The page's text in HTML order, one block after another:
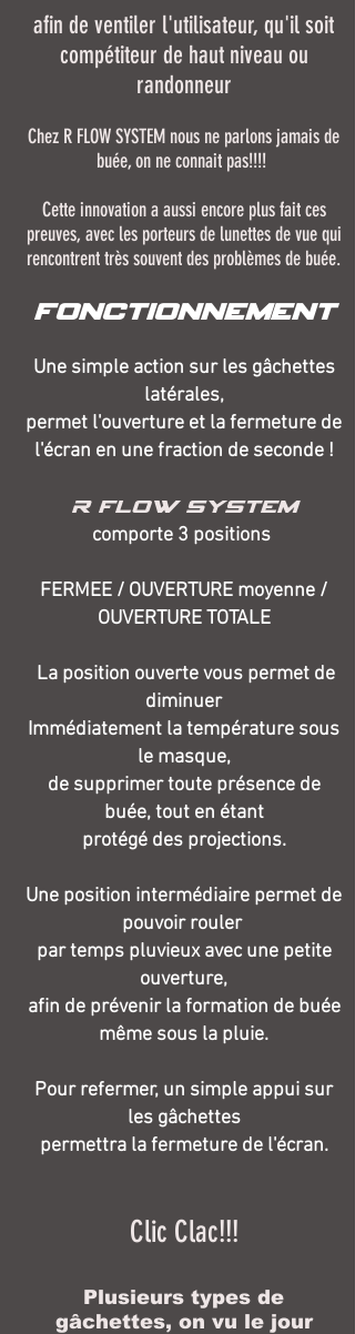
afin de ventiler l'utilisateur, qu'il soit
compétiteur de haut niveau ou
randonneur
Chez R FLOW SYSTEM nous ne parlons jamais de
buée, on ne connait pas!!!!
Cette innovation a aussi encore plus fait ces
preuves, avec les porteurs de lunettes de vue qui
rencontrent très souvent des problèmes de buée.
Fonctionnement
Une simple action sur les gâchettes
latérales,
permet l'ouverture et la fermeture de
l'écran en une fraction de seconde !
R FLOW system
comporte 3 positions
FERMEE / OUVERTURE moyenne /
OUVERTURE TOTALE
La position ouverte vous permet de
diminuer
Immédiatement la température sous
le masque,
de supprimer toute présence de
buée, tout en étant
protégé des projections.
Une position intermédiaire permet de
pouvoir rouler
par temps pluvieux avec une petite
ouverture,
afin de prévenir la formation de buée
même sous la pluie.
Pour refermer, un simple appui sur
les gâchettes
permettra la fermeture de l'écran.
Clic Clac!!!
Plusieurs types de
gâchettes, on vu le jour